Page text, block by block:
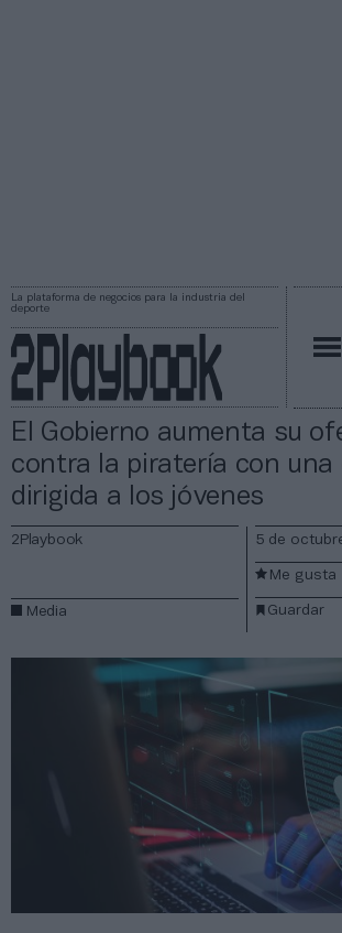
La plataforma de negocios para la industria del
deporte
El Gobierno aumenta su
contra la piratería con una
dirigida a los jóvenes
2Playbook
Media
5 de
Guardar
Me gusta